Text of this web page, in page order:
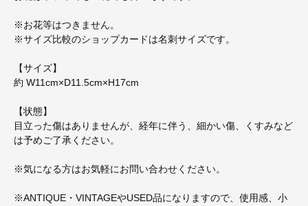
※お花等はつきません。
※サイズ比較のショップカードは名刺サイズです。
【サイズ】
約 W11cm×D11.5cm×H17cm
【状態】
目立った傷はありませんが、経年に伴う、細かい傷、くすみなど
は予めご了承ください。
※気になる方はお気軽にお問い合わせください。
※ANTIQUE・VINTAGEやUSED品になりますので、使用感、小